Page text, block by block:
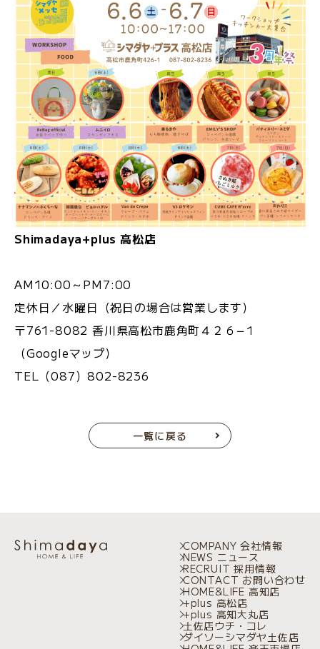
Shimadaya+plus 高松店
AM10:00～PM7:00
定休日／水曜日（祝日の場合は営業します）
〒761-8082 香川県高松市鹿角町４２６−１
（Googleマップ）
TEL（087）802-8236
一覧に戻る
COMPANY 会社情報
NEWS ニュース
RECRUIT 採用情報
CONTACT お問い合わせ
HOME&LIFE 高知店
+plus 高松店
+plus 高知大丸店
土佐店ウチ・コレ
ダイソーシマダヤ土佐店